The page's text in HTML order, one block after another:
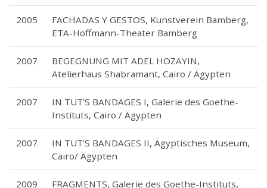
2005
FACHADAS Y GESTOS, Kunstverein Bamberg,
ETA-Hoffmann-Theater Bamberg
2007
BEGEGNUNG MIT ADEL HOZAYIN,
Atelierhaus Shabramant, Cairo / Ägypten
2007
IN TUT’S BANDAGES I, Galerie des Goethe-
Instituts, Cairo / Ägypten
2007
IN TUT’S BANDAGES II, Ägyptisches Museum,
Cairo/ Ägypten
2009 FRAGMENTS, Galerie des Goethe-Instituts,